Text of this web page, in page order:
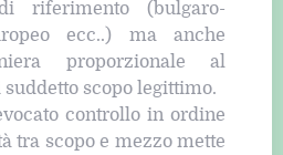
riferimento (bulgaro-
ecc..) ma anche
proporzionale al
scopo legittimo.
controllo in ordine
tra scopo e mezzo mette